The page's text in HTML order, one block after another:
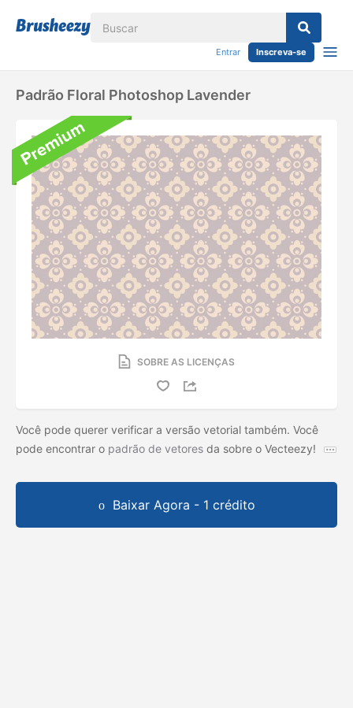
Entrar Inscreva-se
Padrão Floral Photoshop Lavender
SOBRE AS LICENÇAS
Você pode querer verificar a versão vetorial também. Você
pode encontrar o padrão de vetores da sobre o Vecteezy!
Baixar Agora - 1 crédito